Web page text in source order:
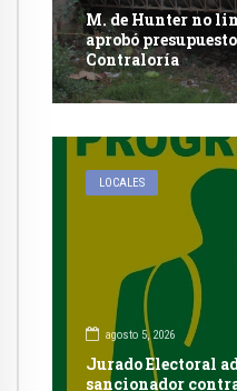
M. de Hunter no
aprobó
Contraloría
LOCALES
agosto 5, 2026
Jurado Electoral
sancionador